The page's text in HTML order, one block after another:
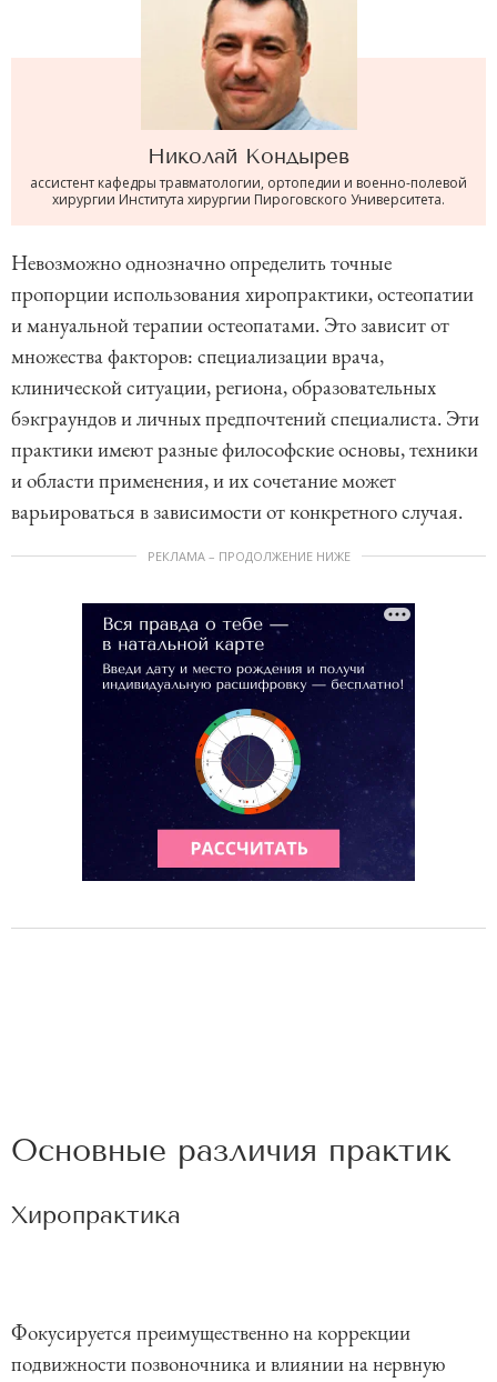
Николай Кондырев
ассистент кафедры травматологии, ортопедии и военно-полевой
хирургии Института хирургии Пироговского Университета.
Невозможно однозначно определить точные
пропорции использования хиропрактики, остеопатии
и мануальной терапии остеопатами. Это зависит от
множества факторов: специализации врача,
клинической ситуации, региона, образовательных
бэкграундов и личных предпочтений специалиста. Эти
практики имеют разные философские основы, техники
и области применения, и их сочетание может
варьироваться в зависимости от конкретного случая.
РЕКЛАМА – ПРОДОЛЖЕНИЕ НИЖЕ
Основные различия практик
Хиропрактика
Фокусируется преимущественно на коррекции
подвижности позвоночника и влиянии на нервную